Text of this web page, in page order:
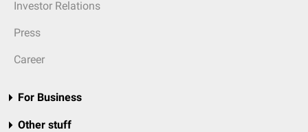
Investor Relations
Press
Career
For Business
Other stuff